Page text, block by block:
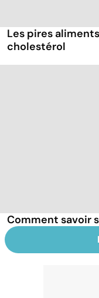
Les pires
cholestérol
Comment savoir